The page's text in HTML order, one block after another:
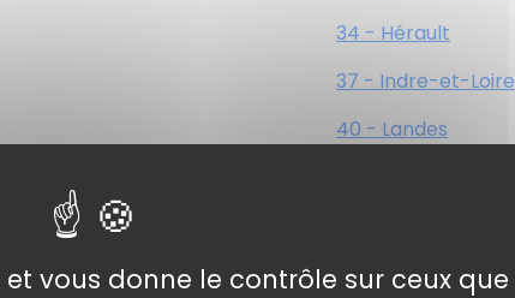
et vous donne le contrôle sur ceux que
34 - Hérault
37 - Indre-et-Loire
40 - Landes
49 - Maine-et-Loire